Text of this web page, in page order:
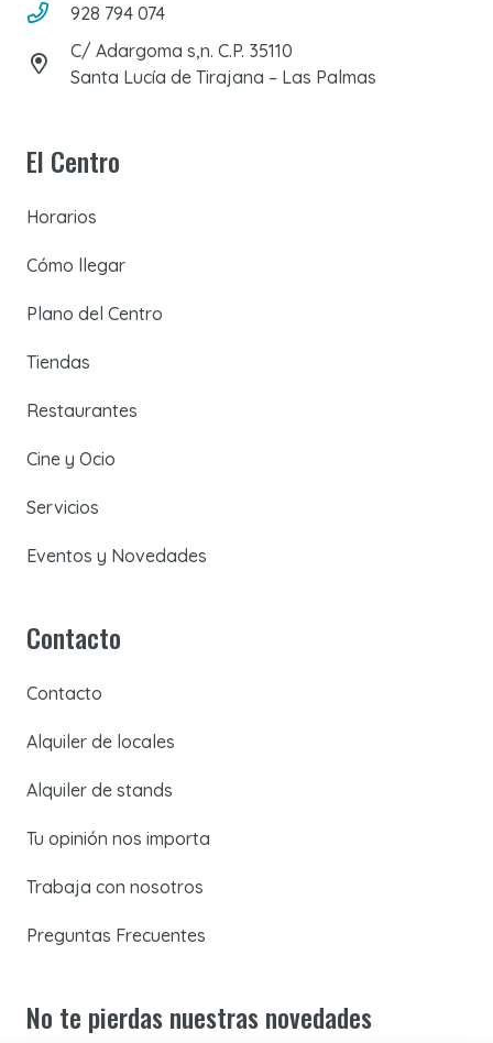
928 794 074
C/ Adargoma s,n. C.P. 35110
Santa Lucía de Tirajana – Las Palmas
El Centro
Horarios
Cómo llegar
Plano del Centro
Tiendas
Restaurantes
Cine y Ocio
Servicios
Eventos y Novedades
Contacto
Contacto
Alquiler de locales
Alquiler de stands
Tu opinión nos importa
Trabaja con nosotros
Preguntas Frecuentes
No te pierdas nuestras novedades